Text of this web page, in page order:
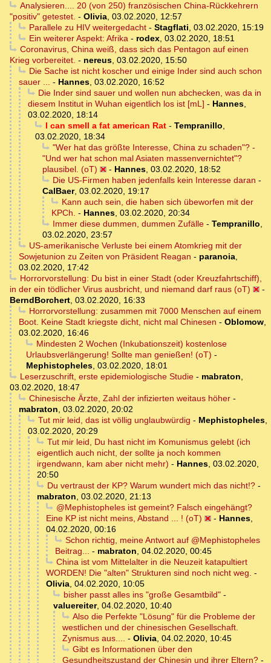
Analysieren.... 20 (von 250) französischen China-Rückkehrern
"positiv" getestet. - Olivia, 03.02.2020, 12:57
Parallele zu HIV weitergedacht- Stagflati, 03.02.2020, 15:19
Ein weiterer Aspekt: Afrika- rodex, 03.02.2020, 18:51
Coronavirus, China weiß, dass sich das Pentagon auf einen
Krieg vorbereitet. - nereus, 03.02.2020, 15:50
Die Sache ist nicht koscher und einige Inder sind auch schon
sauer ... - Hannes, 03.02.2020, 16:52
Die Inder sind sauer und wollen nun abchecken, was da in
diesem Institut in Wuhan eigentlich los ist [mL] - Hannes,
03.02.2020, 18:14
I can smell a fat american Rat- Tempranillo,
03.02.2020, 18:34
"Wer hat das größte Interesse, China zu schaden"? -
"Und wer hat schon mal Asiaten massenvernichtet"?
plausibel. (oT)
- Hannes, 03.02.2020, 18:52
Die US-Firmen haben jedenfalls kein Interesse daran -
CalBaer, 03.02.2020, 19:17
Kann auch sein, die haben sich übeworfen mit der
KPCh. - Hannes, 03.02.2020, 20:34
Immer diese dummen, dummen Zufälle- Tempranillo,
03.02.2020, 23:57
US-amerikanische Verluste bei einem Atomkrieg mit der
Sowjetunion zu Zeiten von Präsident Reagan - paranoia,
03.02.2020, 17:42
Horrorvorstellung: Du bist in einer Stadt (oder Kreuzfahrtschiff),
in der ein tödlicher Virus ausbricht, und niemand darf raus (oT)
-
BerndBorchert, 03.02.2020, 16:33
Horrorvorstellung: zusammen mit 7000 Menschen auf einem
Boot. Keine Stadt kriegste dicht, nicht mal Chinesen - Oblomow,
03.02.2020, 16:46
Mindesten 2 Wochen (Inkubationszeit) kostenlose
Urlaubsverlängerung! Sollte man genießen! (oT) -
Mephistopheles, 03.02.2020, 18:01
Leserzuschrift, erste epidemiologische Studie- mabraton,
03.02.2020, 18:47
Chinesische Ärzte, Zahl der infizierten weitaus höher-
mabraton, 03.02.2020, 20:02
Tut mir leid, das ist völlig unglaubwürdig - Mephistopheles,
03.02.2020, 20:29
Tut mir leid, Du hast nicht im Komunismus gelebt (ich
eigentlich auch nicht, der sollte ja noch kommen
irgendwann, kam aber nicht mehr) - Hannes, 03.02.2020,
20:50
Du vertraust der KP? Warum wundert mich das nicht!?-
mabraton, 03.02.2020, 21:13
@Mephistopheles ist gemeint? Falsch eingehängt?
Eine KP ist nicht meins, Abstand ... ! (oT)
- Hannes,
04.02.2020, 00:16
Schon richtig, meine Antwort auf @Mephistopheles
Beitrag... - mabraton, 04.02.2020, 00:45
China ist vom Mittelalter in die Neuzeit katapultiert
WORDEN! Die "alten" Strukturen sind noch nicht weg. -
Olivia, 04.02.2020, 10:05
bisher passt alles ins "große Gesamtbild"-
valuereiter, 04.02.2020, 10:40
Also die Perfekte "Lösung" für die Probleme der
westlichen und der chinesischen Gesellschaft.
Zynismus aus.... - Olivia, 04.02.2020, 10:45
Gibt es Informationen über den
Gesundheitszustand der Chinesin und ihrer Eltern? -